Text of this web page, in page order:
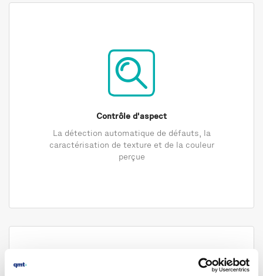
Contrôle d'aspect
La détection automatique de défauts, la
caractérisation de texture et de la couleur
perçue